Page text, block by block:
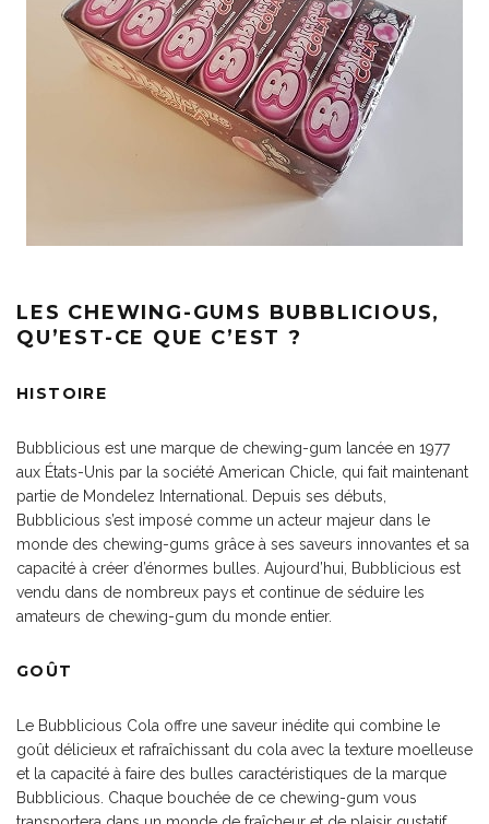
LES CHEWING-GUMS BUBBLICIOUS,
QU’EST-CE QUE C’EST ?
HISTOIRE
Bubblicious est une marque de chewing-gum lancée en 1977
aux États-Unis par la société American Chicle, qui fait maintenant
partie de Mondelez International. Depuis ses débuts,
Bubblicious s’est imposé comme un acteur majeur dans le
monde des chewing-gums grâce à ses saveurs innovantes et sa
capacité à créer d’énormes bulles. Aujourd’hui, Bubblicious est
vendu dans de nombreux pays et continue de séduire les
amateurs de chewing-gum du monde entier.
GOÛT
Le Bubblicious Cola offre une saveur inédite qui combine le
goût délicieux et rafraîchissant du cola avec la texture moelleuse
et la capacité à faire des bulles caractéristiques de la marque
Bubblicious. Chaque bouchée de ce chewing-gum vous